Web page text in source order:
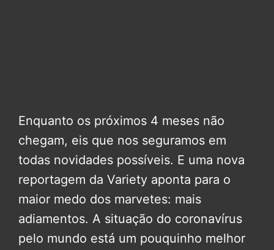
Enquanto os próximos 4 meses não
chegam, eis que nos seguramos em
todas novidades possíveis. E uma nova
reportagem da Variety aponta para o
maior medo dos marvetes: mais
adiamentos. A situação do coronavírus
pelo mundo está um pouquinho melhor